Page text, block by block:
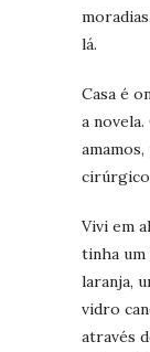
lá.
Casa é
a
cirúrgico
Vivi em
tinha
laranja,
vidro
através